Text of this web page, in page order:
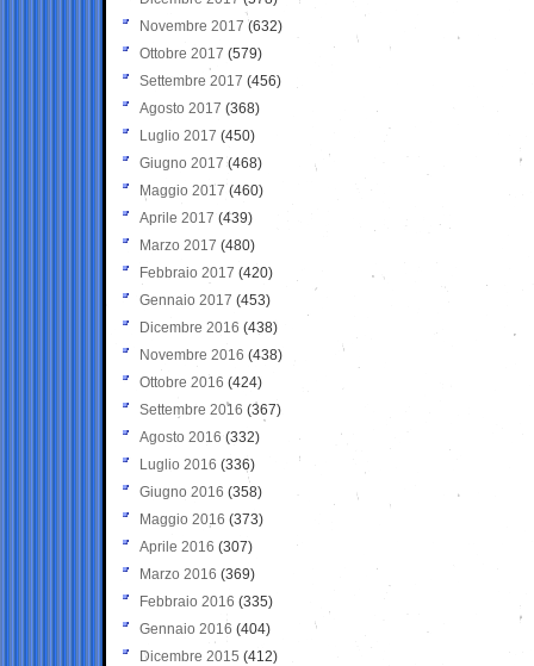
Novembre 2017 (632)
Ottobre 2017 (579)
Settembre 2017 (456)
Agosto 2017 (368)
Luglio 2017 (450)
Giugno 2017 (468)
Maggio 2017 (460)
Aprile 2017 (439)
Marzo 2017 (480)
Febbraio 2017 (420)
Gennaio 2017 (453)
Dicembre 2016 (438)
Novembre 2016 (438)
Ottobre 2016 (424)
Settembre 2016 (367)
Agosto 2016 (332)
Luglio 2016 (336)
Giugno 2016 (358)
Maggio 2016 (373)
Aprile 2016 (307)
Marzo 2016 (369)
Febbraio 2016 (335)
Gennaio 2016 (404)
Dicembre 2015 (412)